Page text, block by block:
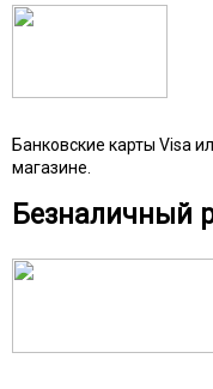
Банковские карты Visa
магазине.
Безналичный